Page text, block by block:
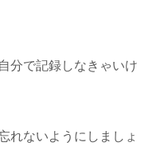
分で記録しなきゃいけ
れないようにしましょ